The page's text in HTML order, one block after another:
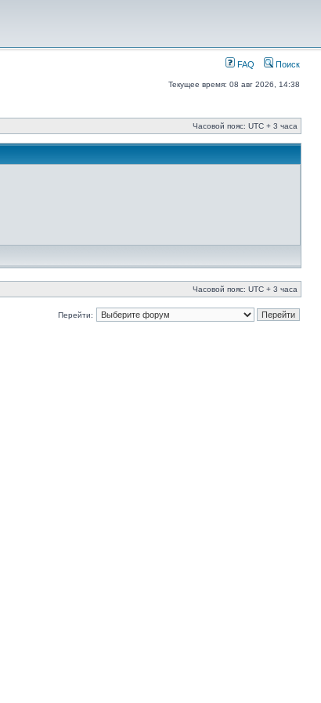
FAQ Поиск
Текущее время: 08 авг 2026, 14:38
Часовой пояс: UTC + 3 часа
Часовой пояс: UTC + 3 часа
Перейти: